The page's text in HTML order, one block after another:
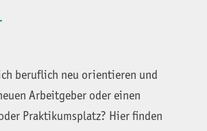
beruflich neu orientieren und
Arbeitgeber oder einen
Praktikumsplatz? Hier finden